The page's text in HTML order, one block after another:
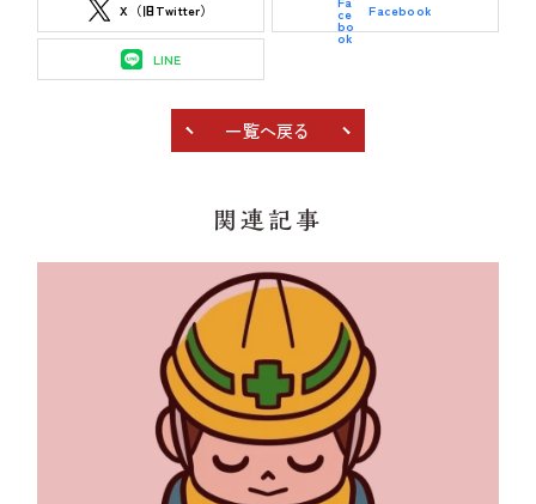
X（旧Twitter） Facebook
LINE
一覧へ戻る
関連記事